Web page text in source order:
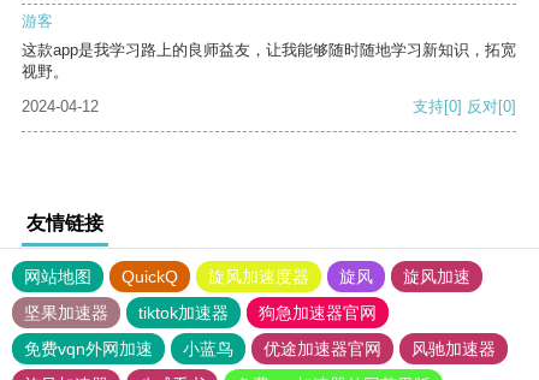
游客
这款app是我学习路上的良师益友，让我能够随时随地学习新知识，拓宽
视野。
2024-04-12
支持[0] 反对[0]
友情链接
网站地图 QuickQ 旋风加速度器 旋风
旋风加速
坚果加速器
tiktok加速器
狗急加速器官网
免费vqn外网加速
小蓝鸟 优途加速器官网
风驰加速器